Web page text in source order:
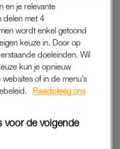
Op zak had hij
een handtas, twee
daarvan stonden
de gevangenis zit.
cruiseschip
héél ver)
en je relevante
delen met 4
wordt enkel getoond
keuze in. Door op
doeleinden. Wil
kun je opnieuw
of in de menu’s
Raadpleeg ons
voor de volgende